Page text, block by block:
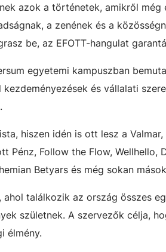
azok a történetek, amikről még
a zenének és a
be, az EFOTT-hangulat
egyetemi kampuszban
és vállalati
hiszen idén is ott lesz a Valmar,
Pénz, Follow the Flow, Wellhello,
Betyars és még sokan
találkozik az ország összes
születnek. A szervezők célja,
élmény.